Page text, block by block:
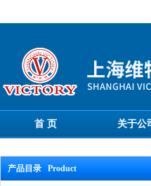
首 页 关于公
产品目录 Product